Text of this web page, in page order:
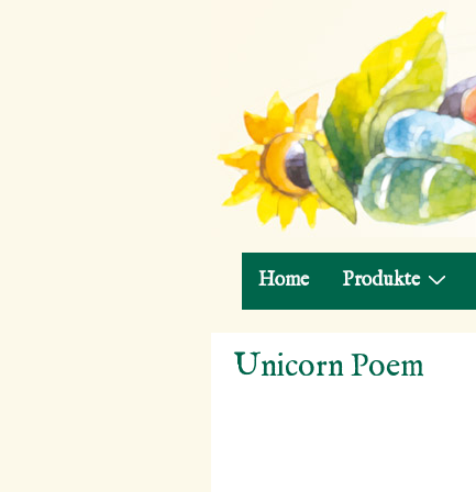
Hauptnavigation
Home Produkte
Unicorn Poem